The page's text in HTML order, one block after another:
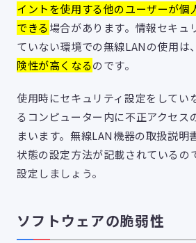
イントを使用する他のユーザーが個
できる場合があります。情報セキュ
ていない環境での無線LANの使用は、
険性が高くなるのです。
使用時にセキュリティ設定をしてい
るコンピューター内に不正アクセス
まいます。無線LAN機器の取扱説明
状態の設定方法が記載されているの
設定しましょう。
ソフトウェアの脆弱性